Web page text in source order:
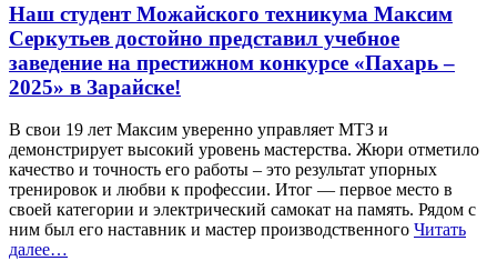
Наш студент Можайского техникума Максим
Серкутьев достойно представил учебное
заведение на престижном конкурсе «Пахарь –
2025» в Зарайске!
В свои 19 лет Максим уверенно управляет МТЗ и
демонстрирует высокий уровень мастерства. Жюри отметило
качество и точность его работы – это результат упорных
тренировок и любви к профессии. Итог — первое место в
своей категории и электрический самокат на память. Рядом с
ним был его наставник и мастер производственного Читать
далее…